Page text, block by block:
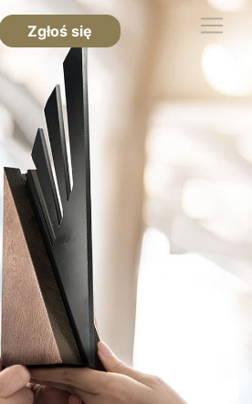
Zgłoś się